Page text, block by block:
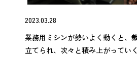
2023.03.28
業務用ミシンが勢いよく動くと、
立てられ、次々と積み上がってい